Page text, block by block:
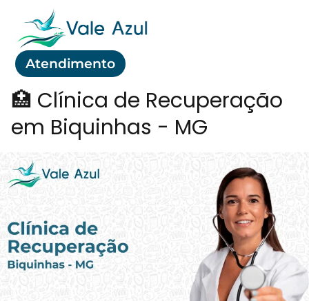
Atendimento
🏥 Clínica de Recuperação
em Biquinhas - MG